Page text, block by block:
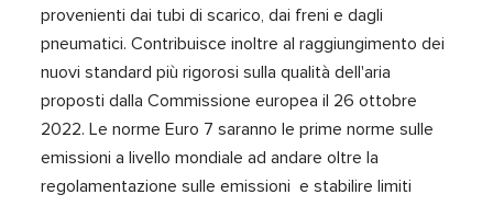
provenienti dai tubi di scarico, dai freni e dagli
pneumatici. Contribuisce inoltre al raggiungimento dei
nuovi standard più rigorosi sulla qualità dell'aria
proposti dalla Commissione europea il 26 ottobre
2022.Le norme Euro 7 saranno le prime norme sulle
emissioni a livello mondiale ad andare oltre la
regolamentazione sulle emissioni e stabilire limiti